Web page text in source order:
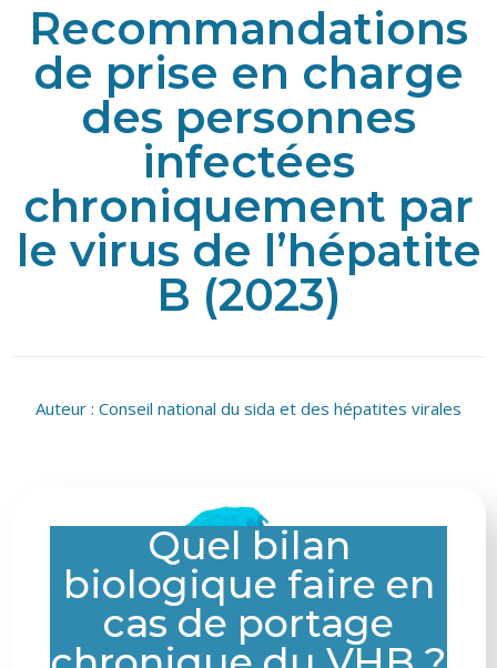
Recommandations
de prise en charge
des personnes
infectées
chroniquement par
le virus de l’hépatite
B (2023)
Auteur : Conseil national du sida et des hépatites virales
Quel bilan
biologique faire en
cas de portage